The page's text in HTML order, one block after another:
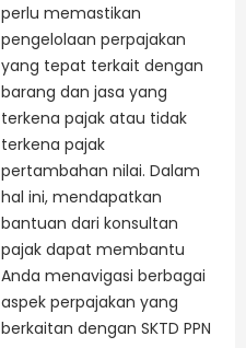
perlu memastikan
pengelolaan perpajakan
yang tepat terkait dengan
barang dan jasa yang
terkena pajak atau tidak
terkena pajak
pertambahan nilai. Dalam
hal ini, mendapatkan
bantuan dari konsultan
pajak dapat membantu
Anda menavigasi berbagai
aspek perpajakan yang
berkaitan dengan SKTD PPN